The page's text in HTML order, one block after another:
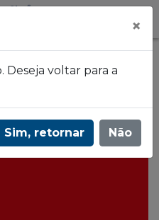
Santander 2851
×
Deseja voltar para a
Sim, retornar Não